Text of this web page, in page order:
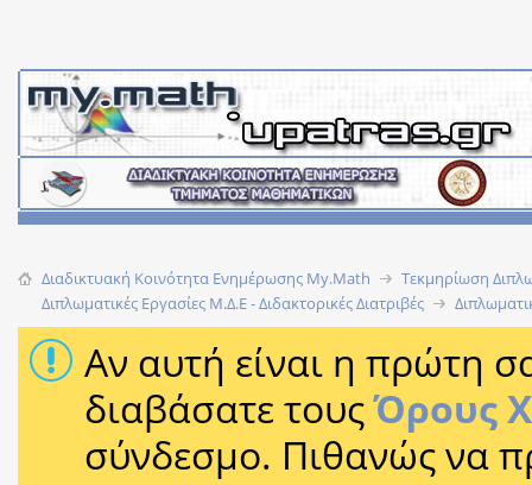
Διαδικτυακή Κοινότητα Ενημέρωσης Μy.Math
Τεκμηρίωση
Διπλωματικές Εργασίες Μ.Δ.Ε - Διδακτορικές Διατριβές
Αν αυτή είναι η πρώτη
διαβάσατε τουςΌρους
σύνδεσμο. Πιθανώς να